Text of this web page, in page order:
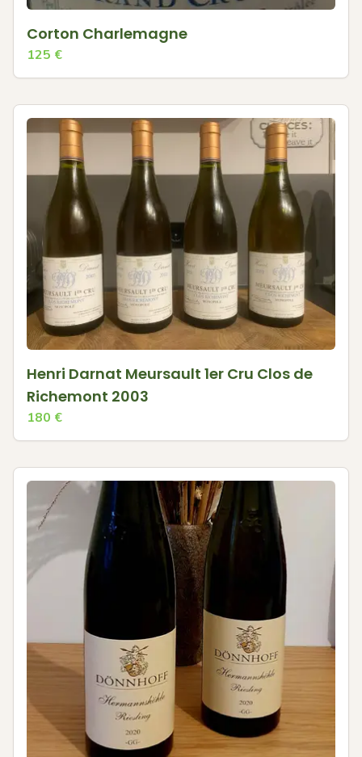
Corton Charlemagne
125 €
Henri Darnat Meursault 1er Cru Clos de
Richemont 2003
180 €